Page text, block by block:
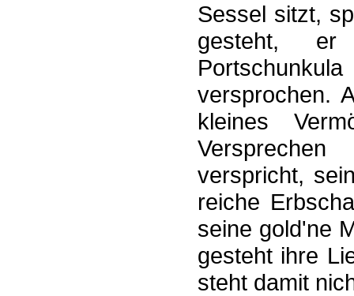
Sessel sitzt,
gesteht, er
versprochen.
kleines
verspricht,
reiche
seine gold'ne
gesteht ihre
steht damit